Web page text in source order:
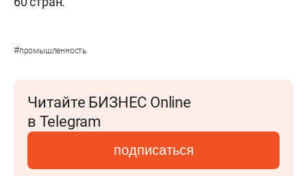
#промышленность
Читайте БИЗНЕС Online
в Telegram
подписаться